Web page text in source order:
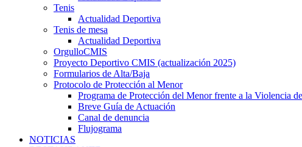
Tenis
Actualidad Deportiva
Tenis de mesa
Actualidad Deportiva
OrgulloCMIS
Proyecto Deportivo CMIS (actualización 2025)
Formularios de Alta/Baja
Protocolo de Protección al Menor
Programa de Protección del Menor frente a la Violencia
Breve Guía de Actuación
Canal de denuncia
Flujograma
NOTICIAS